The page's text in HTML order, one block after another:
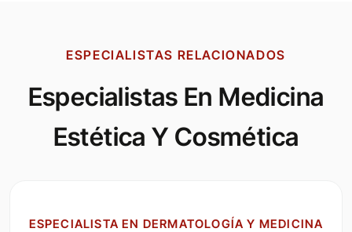
ESPECIALISTAS RELACIONADOS
Especialistas En Medicina
Estética Y Cosmética
ESPECIALISTA EN DERMATOLOGÍA Y MEDICINA